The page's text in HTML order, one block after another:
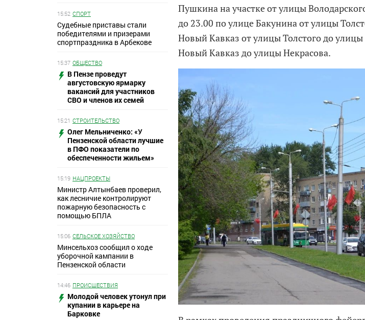
15:52 СПОРТ
Судебные приставы стали
победителями и призерами
спортпраздника в Арбекове
15:37 ОБЩЕСТВО
В Пензе проведут
августовскую ярмарку
вакансий для участников
СВО и членов их семей
15:21 СТРОИТЕЛЬСТВО
Олег Мельниченко: «У
Пензенской области лучшие
в ПФО показатели по
обеспеченности жильем»
15:19 НАЦПРОЕКТЫ
Министр Алтынбаев проверил,
как лесничие контролируют
пожарную безопасность с
помощью БПЛА
15:06 СЕЛЬСКОЕ ХОЗЯЙСТВО
Минсельхоз сообщил о ходе
уборочной кампании в
Пензенской области
14:46 ПРОИСШЕСТВИЯ
Молодой человек утонул при
купании в карьере на
Барковке
Пушкина на участке от улицы
до 23.00 по улице Бакунина от улицы
Новый Кавказ от улицы Толстого до
Новый Кавказ до улицы Некрасова.